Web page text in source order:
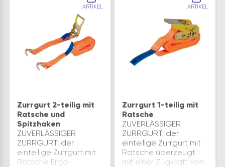
ARTIKEL
Zurrgurt 2-teilig mit
Ratsche und
Spitzhaken
ZUVERLÄSSIGER
ZURRGURT: der
einteilige Zurrgurt mit
Ratsche Ergo
ARTIKEL
Zurrgurt 1-teilig mit
Ratsche
ZUVERLÄSSIGER
ZURRGURT: der
einteilige Zurrgurt mit
Ratsche überzeugt
mit einer Zugkraft von